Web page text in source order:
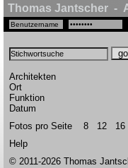
Thomas Jantscher -
Architekten
Ort
Funktion
Datum
Fotos pro Seite 8 12 16
Help
© 2011-2026 Thomas